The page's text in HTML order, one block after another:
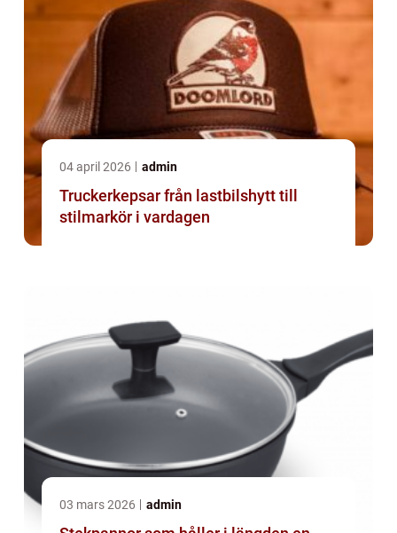
04 april 2026 admin
Truckerkepsar från lastbilshytt till
stilmarkör i vardagen
03 mars 2026 admin